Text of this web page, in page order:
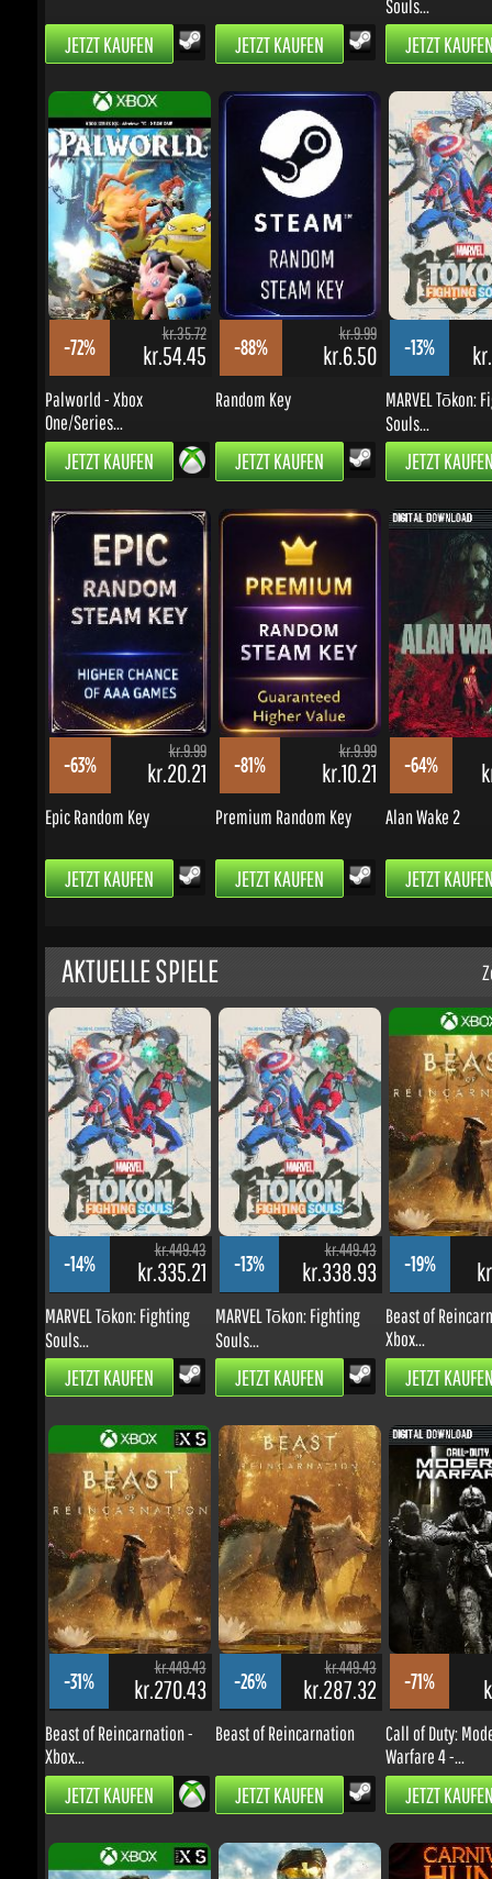
-72%
kr.35.72
kr.54.45
Palworld - Xbox
One/Series...
kr.6.50
Random Key
-13%
MARVEL Tōkon:
Souls...
-63%
kr.9.99
kr.20.21
Epic Random Key
JETZT KAUFEN
-81% kr.10.21
Premium Random Key
JETZT KAUFEN
-64%
Alan Wake 2
JETZT KAUFEN
AKTUELLE SPIELE
-14%
kr.449.43
kr.335.21
MARVEL Tōkon: Fighting
JETZT KAUFEN
-13%
kr.449.43
kr.338.93
MARVEL Tōkon: Fighting
JETZT KAUFEN
-19%
Beast of
JETZT KAUFEN
-31%
kr.449.43
kr.270.43
Beast of Reincarnation -
Xbox...
JETZT KAUFEN
-26%
kr.449.43
kr.287.32
Beast of Reincarnation
JETZT KAUFEN
-71%
Call of Duty:
Warfare 4 -...
JETZT KAUFEN